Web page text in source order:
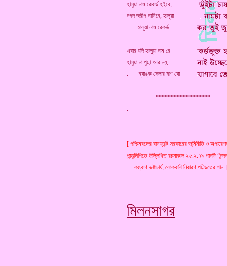
হালুয়া নাম রেকর্ড হইবে,
নগদ জরীপ নামিবে, হালুয়া
. হালুয়া নাম রেকর্ড
এবার যদি হালুয়া নাম রে
হালুয়া না পুছা আর নয়,
. ব্যাঙ্ক সেলার ঋণ যো
. ******************
[ পশ্চিমবঙ্গের বামফ্রন্ট সরকারের ভূমিনীতি ও
পান্ডুলিপিতে উল্লিখিত রচনাকাল ২৫.২.৭৯ গানটি
--- কঙ্কণ ভট্টাচার্য, লোককবি নিবারণ পণ্ডিতের গান ]
মিলনসাগর